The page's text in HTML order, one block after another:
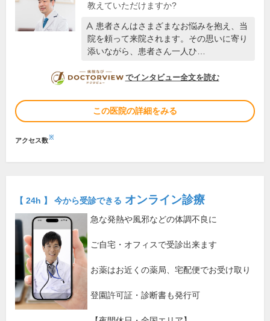
教えていただけますか?
患者さんはさまざまなお悩みを抱え、当
院を頼って来院されます。その思いに寄り
添いながら、患者さん一人ひ…
DOCTORVIEW
でインタビュー全文を読む
この医院の詳細をみる
アクセス数※
【 24h 】 今から受診できる オンライン診療
急な発熱や風邪などの体調不良に
ご自宅・オフィスで受診出来ます
お薬はお近くの薬局、宅配便でお受け取り
登園許可証・診断書も発行可